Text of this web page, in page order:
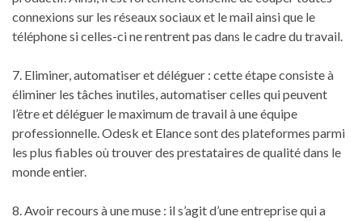
connexions sur les réseaux sociaux et le mail ainsi que le
téléphone si celles-ci ne rentrent pas dans le cadre du travail.
7. Eliminer, automatiser et déléguer : cette étape consiste à
éliminer les tâches inutiles, automatiser celles qui peuvent
l’être et déléguer le maximum de travail à une équipe
professionnelle. Odesk et Elance sont des plateformes parmi
les plus fiables où trouver des prestataires de qualité dans le
monde entier.
8. Avoir recours à une muse : il s’agit d’une entreprise qui a